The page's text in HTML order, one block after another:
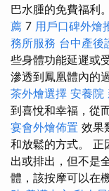
巴水腫的免費福利。
薦 7 用戶口碑外燴
務所服務 台中產後
些身體功能延遲或
滲透到鳳凰體內的
茶外燴選擇 安養院
到喜悅和幸福，從
宴會外燴佈置 效果
和放鬆的方式。 正
出或排出，但不是
體，該按摩可以在